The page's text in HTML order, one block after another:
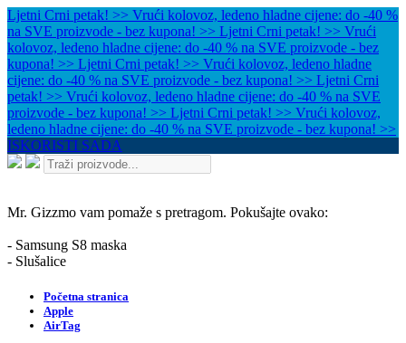
Ljetni Crni petak! >> Vrući kolovoz, ledeno hladne cijene: do -40 %
na SVE proizvode - bez kupona! >> Ljetni Crni petak! >> Vrući
kolovoz, ledeno hladne cijene: do -40 % na SVE proizvode - bez
kupona! >> Ljetni Crni petak! >> Vrući kolovoz, ledeno hladne
cijene: do -40 % na SVE proizvode - bez kupona! >> Ljetni Crni
petak! >> Vrući kolovoz, ledeno hladne cijene: do -40 % na SVE
proizvode - bez kupona! >> Ljetni Crni petak! >> Vrući kolovoz,
ledeno hladne cijene: do -40 % na SVE proizvode - bez kupona! >>
ISKORISTI SADA
Mr. Gizzmo vam pomaže s pretragom. Pokušajte ovako:
- Samsung S8 maska
- Slušalice
Početna stranica
Apple
AirTag